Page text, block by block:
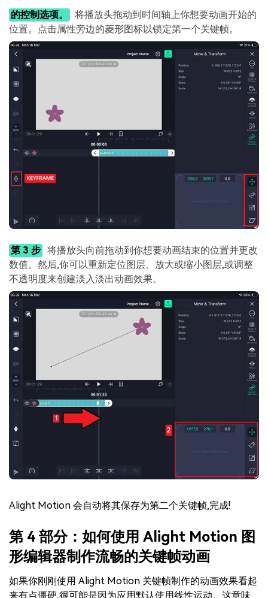
的控制选项。
将播放头拖动到时间轴上你想要动画开始的
位置。点击属性旁边的菱形图标以锁定第一个关键帧。
第 3 步 将播放头向前拖动到你想要动画结束的位置并更改
数值。然后,你可以重新定位图层、放大或缩小图层,或调整
不透明度来创建淡入淡出动画效果。
Alight Motion 会自动将其保存为第二个关键帧,完成!
第 4 部分：如何使用 Alight Motion 图
形编辑器制作流畅的关键帧动画
如果你刚刚使用 Alight Motion 关键帧制作的动画效果看起
来有点僵硬,很可能是因为应用默认使用线性运动。这意味